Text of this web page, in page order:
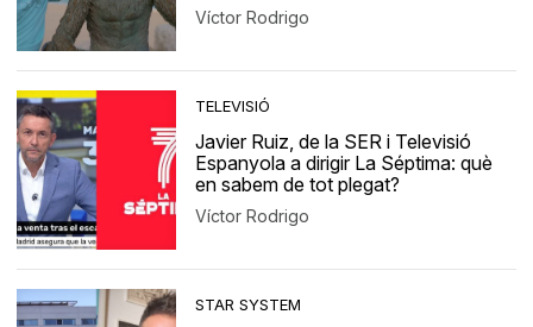
Víctor Rodrigo
TELEVISIÓ
Javier Ruiz, de la SER i Televisió
Espanyola a dirigir La Séptima: què
en sabem de tot plegat?
Víctor Rodrigo
STAR SYSTEM